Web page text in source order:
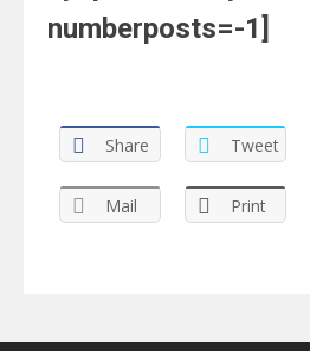
numberposts=-1]
Share Tweet
Mail Print